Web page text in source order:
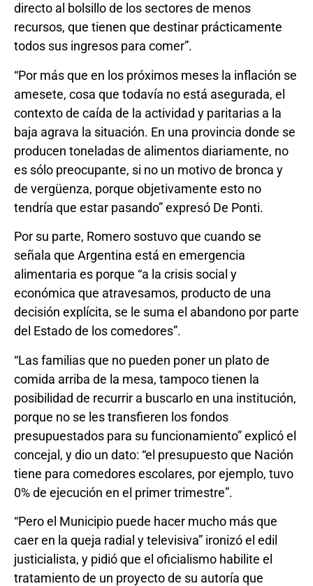
directo al bolsillo de los sectores de menos
recursos, que tienen que destinar prácticamente
todos sus ingresos para comer”.
“Por más que en los próximos meses la inflación se
amesete, cosa que todavía no está asegurada, el
contexto de caída de la actividad y paritarias a la
baja agrava la situación. En una provincia donde se
producen toneladas de alimentos diariamente, no
es sólo preocupante, si no un motivo de bronca y
de vergüenza, porque objetivamente esto no
tendría que estar pasando” expresó De Ponti.
Por su parte, Romero sostuvo que cuando se
señala que Argentina está en emergencia
alimentaria es porque “a la crisis social y
económica que atravesamos, producto de una
decisión explícita, se le suma el abandono por parte
del Estado de los comedores”.
“Las familias que no pueden poner un plato de
comida arriba de la mesa, tampoco tienen la
posibilidad de recurrir a buscarlo en una institución,
porque no se les transfieren los fondos
presupuestados para su funcionamiento” explicó el
concejal, y dio un dato: “el presupuesto que Nación
tiene para comedores escolares, por ejemplo, tuvo
0% de ejecución en el primer trimestre”.
“Pero el Municipio puede hacer mucho más que
caer en la queja radial y televisiva” ironizó el edil
justicialista, y pidió que el oficialismo habilite el
tratamiento de un proyecto de su autoría que